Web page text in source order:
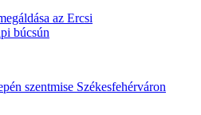
az Ercsi
búcsún
szentmise Székesfehérváron